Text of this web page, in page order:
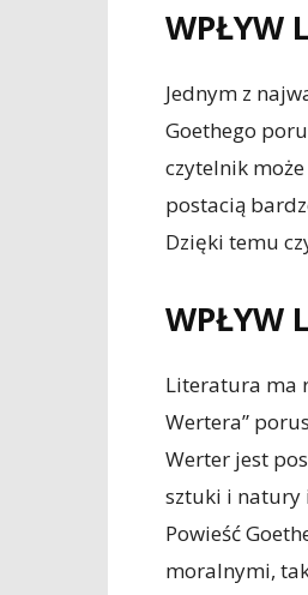
WPŁYW
Jednym z
Goethego
czytelnik
postacią
Dzięki temu
WPŁYW
Literatura ma
Wertera”
Werter jest
sztuki i natury
Powieść
moralnymi,